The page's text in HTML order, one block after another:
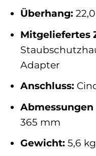
Überhang:
Mitgeliefertes
Adapter
Anschluss:
Abmessungen
365 mm
Gewicht:5,6 kg